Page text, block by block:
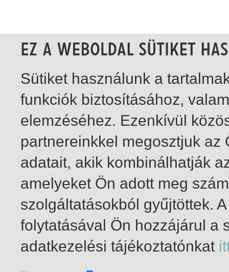
1-2 / összesen 2 találat
Sütiket használunk a
funkciók biztosításához,
elemzéséhez. Ezenkívül
partnereinkkel megosztjuk
adatait, akik kombinálhatják
amelyeket Ön adott meg
szolgáltatásokból gyűjtöttek.
folytatásával Ön hozzájárul a
adatkezelési tájékoztatónkat